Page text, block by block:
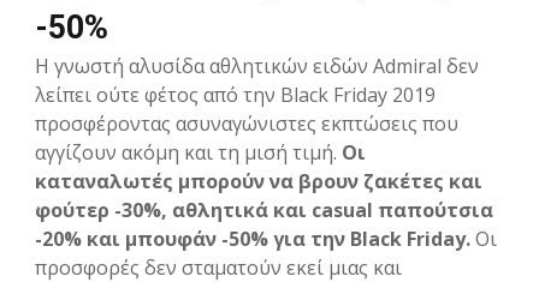
-50%
Η γνωστή αλυσίδα αθλητικών ειδών Admiral δεν
λείπει ούτε φέτος από την Black Friday 2019
προσφέροντας ασυναγώνιστες εκπτώσεις που
αγγίζουν ακόμη και τη μισή τιμή. Οι
καταναλωτές μπορούν να βρουν ζακέτες και
φούτερ -30%, αθλητικά και casual παπούτσια
-20% και μπουφάν -50% για την Black Friday.Οι
προσφορές δεν σταματούν εκεί μιας και